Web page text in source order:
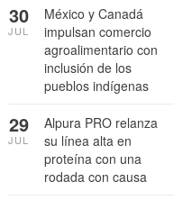
México y Canadá
impulsan comercio
agroalimentario con
inclusión de los
pueblos indígenas
30
JUL
Alpura PRO relanza
su línea alta en
proteína con una
rodada con causa
29
JUL